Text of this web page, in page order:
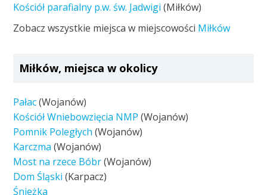
Kościół parafialny p.w. św. Jadwigi (Miłków)
Zobacz wszystkie miejsca w miejscowości Miłków
Miłków, miejsca w okolicy
Pałac(Wojanów)
Kościół Wniebowzięcia NMP (Wojanów)
Pomnik Poległych (Wojanów)
Karczma (Wojanów)
Most na rzece Bóbr(Wojanów)
Dom Śląski (Karpacz)
Śnieżka